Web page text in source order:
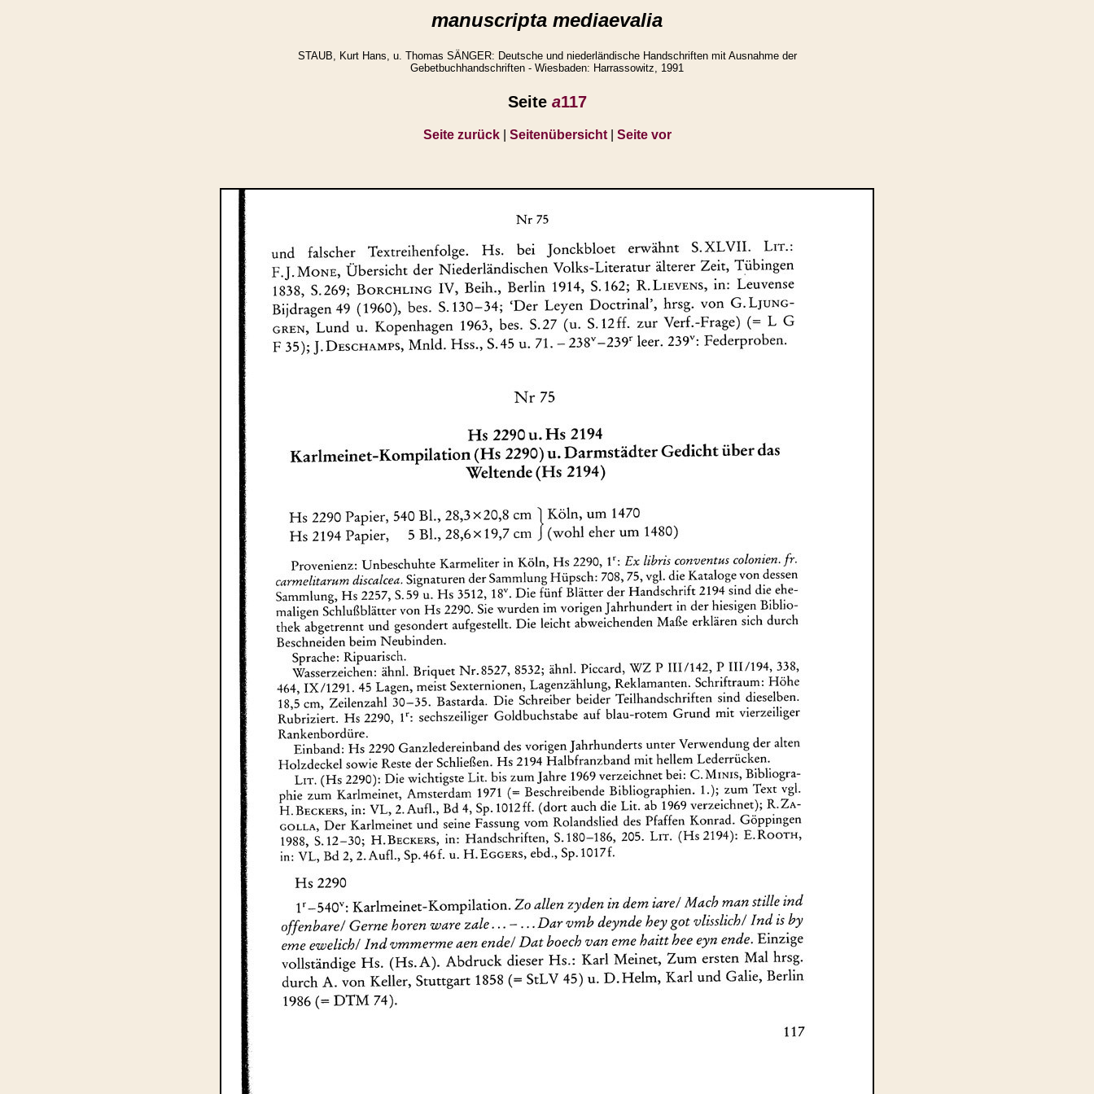
manuscripta mediaevalia
STAUB, Kurt Hans, u. Thomas SÄNGER: Deutsche und niederländische Handschriften mit Ausnahme der
Gebetbuchhandschriften - Wiesbaden: Harrassowitz, 1991
Seite a117
Seite zurück| Seitenübersicht| Seite vor